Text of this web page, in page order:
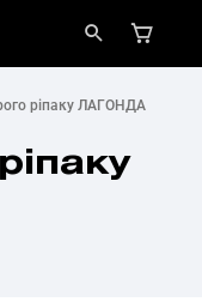
ріпаку ЛАГОНДА